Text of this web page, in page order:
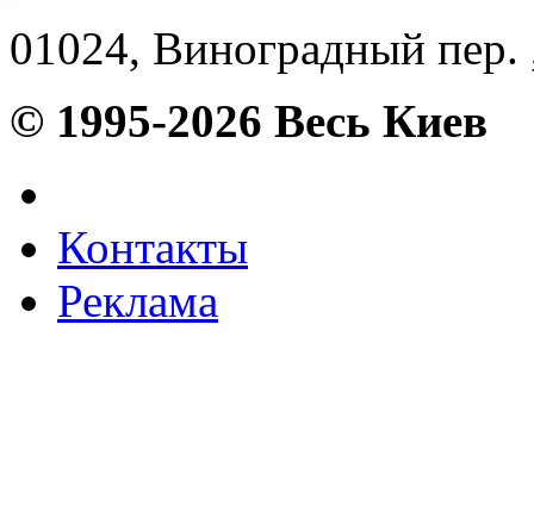
01024, Виноградный
© 1995-2026 Весь Киев
Контакты
Реклама